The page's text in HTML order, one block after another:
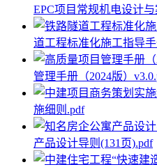
EPC项目常规机电设计
道工程标准化施工指导
管理手册（2024版）
施细则.pdf
产品设计导则(131页).pdf